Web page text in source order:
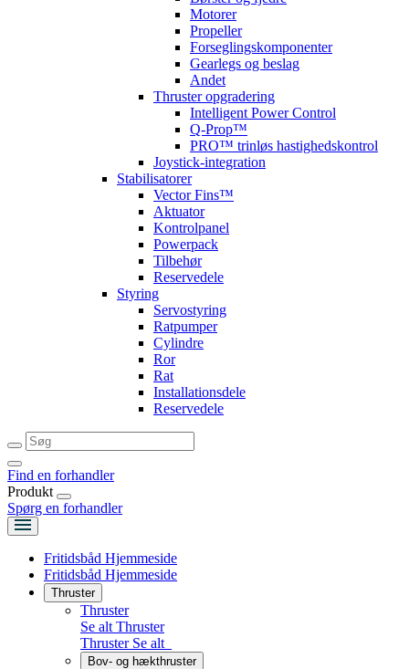
Motorer
Propeller
Forseglingskomponenter
Gearlegs og beslag
Andet
Thruster opgradering
Intelligent Power Control
Q-Prop™
PRO™ trinløs hastighedskontrol
Joystick-integration
Stabilisatorer
Vector Fins™
Aktuator
Kontrolpanel
Powerpack
Tilbehør
Reservedele
Styring
Servostyring
Ratpumper
Cylindre
Ror
Rat
Installationsdele
Reservedele
Find en forhandler
Produkt
Spørg en forhandler
Fritidsbåd Hjemmeside
Fritidsbåd Hjemmeside
Thruster
Thruster
Se alt Thruster
Thruster Se alt
Bov- og hækthruster